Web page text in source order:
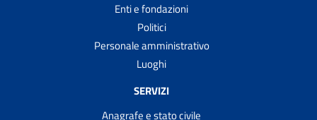
Enti e fondazioni
Politici
Personale amministrativo
Luoghi
SERVIZI
Anagrafe e stato civile